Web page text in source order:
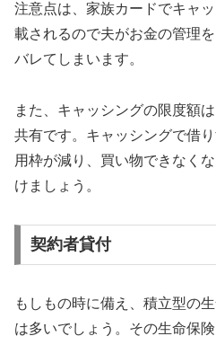
注意点は、家族カードでキャ
載されるので夫がお金の管理
バレてしまいます。
また、キャッシングの限度額
共有です。キャッシングで借
用枠が減り、買い物できなく
けましょう。
契約者貸付
もしもの時に備え、積立型の
は多いでしょう。その生命保